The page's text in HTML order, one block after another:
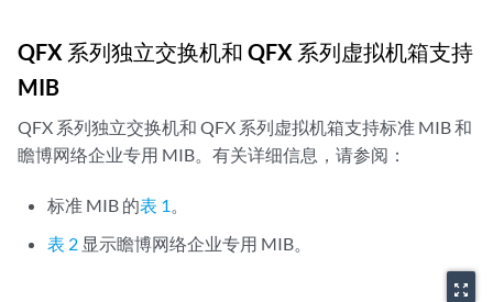
QFX 系列独立交换机和 QFX 系列虚拟机箱支持
MIB
QFX 系列独立交换机和 QFX 系列虚拟机箱支持标准 MIB 和
瞻博网络企业专用 MIB。有关详细信息，请参阅：
标准 MIB 的表 1 。
表 2 显示瞻博网络企业专用 MIB。
zoom_out_map